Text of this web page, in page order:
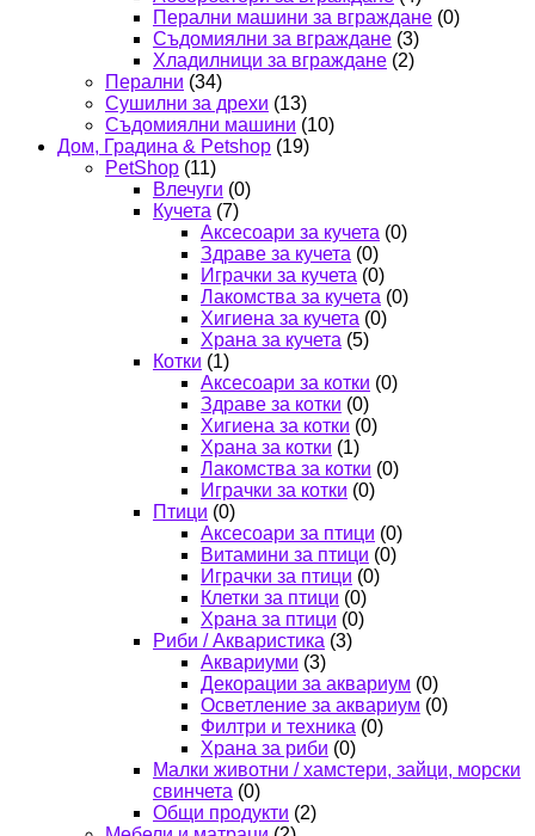
Перални машини за вграждане (0)
Съдомиялни за вграждане (3)
Хладилници за вграждане (2)
Перални (34)
Сушилни за дрехи (13)
Съдомиялни машини (10)
Дом, Градина & Petshop (19)
PetShop (11)
Влечуги (0)
Кучета (7)
Аксесоари за кучета (0)
Здраве за кучета (0)
Играчки за кучета (0)
Лакомства за кучета (0)
Хигиена за кучета (0)
Храна за кучета (5)
Котки (1)
Аксесоари за котки (0)
Здраве за котки (0)
Хигиена за котки (0)
Храна за котки (1)
Лакомства за котки (0)
Играчки за котки (0)
Птици (0)
Аксесоари за птици (0)
Витамини за птици (0)
Играчки за птици (0)
Клетки за птици (0)
Храна за птици (0)
Риби / Акваристика (3)
Аквариуми (3)
Декорации за аквариум (0)
Осветление за аквариум (0)
Филтри и техника (0)
Храна за риби (0)
Малки животни / хамстери, зайци, морски
свинчета (0)
Общи продукти (2)